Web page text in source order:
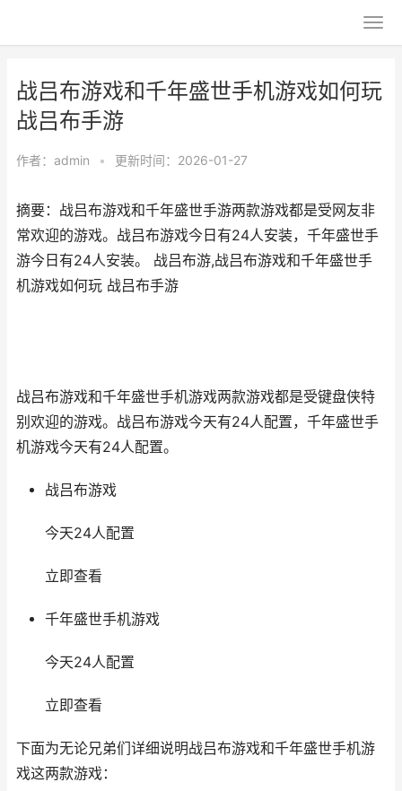
战吕布游戏和千年盛世手机游戏如何玩
战吕布手游
作者： admin • 更新时间：2026-01-27
摘要：战吕布游戏和千年盛世手游两款游戏都是受网友非
常欢迎的游戏。战吕布游戏今日有24人安装，千年盛世手
游今日有24人安装。 战吕布游,战吕布游戏和千年盛世手
机游戏如何玩 战吕布手游
战吕布游戏和千年盛世手机游戏两款游戏都是受键盘侠特
别欢迎的游戏。战吕布游戏今天有24人配置，千年盛世手
机游戏今天有24人配置。
战吕布游戏
今天24人配置
立即查看
千年盛世手机游戏
今天24人配置
立即查看
下面为无论兄弟们详细说明战吕布游戏和千年盛世手机游
戏这两款游戏：